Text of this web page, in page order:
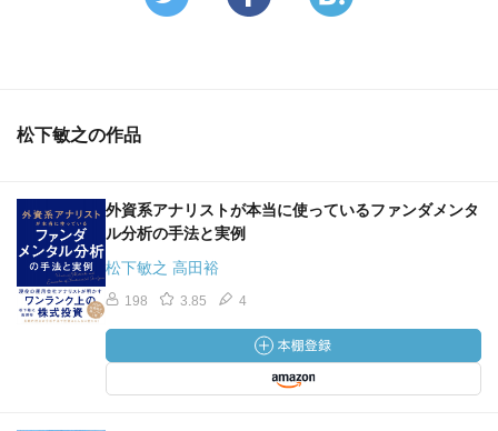
松下敏之の作品
外資系アナリストが本当に使っているファンダメンタ
ル分析の手法と実例
松下敏之 高田裕
198 3.85 4